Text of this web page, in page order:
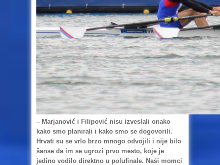
– Marjanović i Filipović nisu izveslali onako
kako smo planirali i kako smo se dogovorili.
Hrvati su se vrlo brzo mnogo odvojili i nije bilo
šanse da im se ugrozi prvo mesto, koje je
jedino vodilo direktno u polufinale. Naši momci